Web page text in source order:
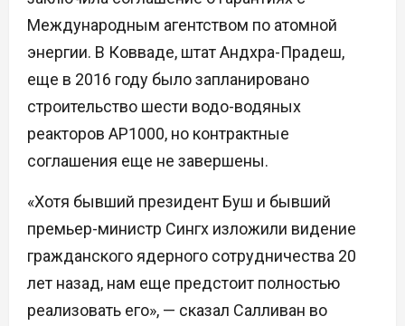
Международным агентством по атомной
энергии. В Ковваде, штат Андхра-Прадеш,
еще в 2016 году было запланировано
строительство шести водо-водяных
реакторов AP1000, но контрактные
соглашения еще не завершены.
«Хотя бывший президент Буш и бывший
премьер-министр Сингх изложили видение
гражданского ядерного сотрудничества 20
лет назад, нам еще предстоит полностью
реализовать его», — сказал Салливан во